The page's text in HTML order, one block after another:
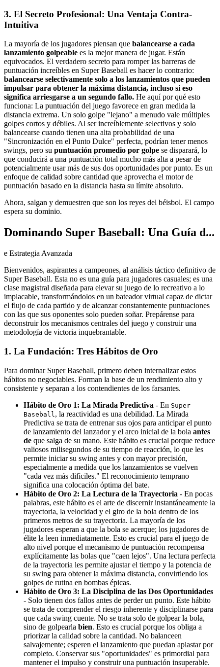
3. El Secreto Profesional: Una Ventaja Contra-
Intuitiva
La mayoría de los jugadores piensan que balancearse a cada
lanzamiento golpeable es la mejor manera de jugar. Están
equivocados. El verdadero secreto para romper las barreras de
puntuación increíbles en Super Baseball es hacer lo contrario:
balancearse selectivamente solo a los lanzamientos que pueden
impulsar para obtener la máxima distancia, incluso si eso
significa arriesgarse a un segundo fallo. He aquí por qué esto
funciona: La puntuación del juego favorece en gran medida la
distancia extrema. Un solo golpe "lejano" a menudo vale múltiples
golpes cortos y débiles. Al ser increíblemente selectivos y solo
balancearse cuando tienen una alta probabilidad de una
"Sincronización en el Punto Dulce" perfecta, podrían tener menos
swings, pero su puntuación promedio por golpe se disparará, lo
que conducirá a una puntuación total mucho más alta a pesar de
potencialmente usar más de sus dos oportunidades por punto. Es un
enfoque de calidad sobre cantidad que aprovecha el motor de
puntuación basado en la distancia hasta su límite absoluto.
Ahora, salgan y demuestren que son los reyes del béisbol. El campo
espera su dominio.
Dominando Super Baseball: Una Guía d...
e Estrategia Avanzada
Bienvenidos, aspirantes a campeones, al análisis táctico definitivo de
Super Baseball. Esta no es una guía para jugadores casuales; es una
clase magistral diseñada para elevar su juego de lo recreativo a lo
implacable, transformándolos en un bateador virtual capaz de dictar
el flujo de cada partido y de alcanzar constantemente puntuaciones
con las que sus oponentes solo pueden soñar. Prepárense para
deconstruir los mecanismos centrales del juego y construir una
metodología de victoria inquebrantable.
1. La Fundación: Tres Hábitos de Oro
Para dominar Super Baseball, primero deben internalizar estos
hábitos no negociables. Forman la base de un rendimiento alto y
consistente y separan a los contendientes de los farsantes.
Hábito de Oro 1: La Mirada Predictiva - En Super
Baseball , la reactividad es una debilidad. La Mirada
Predictiva se trata de entrenar sus ojos para anticipar el punto
de lanzamiento del lanzador y el arco inicial de la bola antes
de que salga de su mano. Este hábito es crucial porque reduce
valiosos milisegundos de su tiempo de reacción, lo que les
permite iniciar su swing antes y con mayor precisión,
especialmente a medida que los lanzamientos se vuelven
"cada vez más difíciles." El reconocimiento temprano
significa una colocación óptima del bate.
Hábito de Oro 2: La Lectura de la Trayectoria - En pocas
palabras, este hábito es el arte de discernir instantáneamente la
trayectoria, la velocidad y el giro de la bola dentro de los
primeros metros de su trayectoria. La mayoría de los
jugadores esperan a que la bola se acerque; los jugadores de
élite la leen inmediatamente. Esto es crucial para el juego de
alto nivel porque el mecanismo de puntuación recompensa
explícitamente las bolas que "caen lejos". Una lectura perfecta
de la trayectoria les permite ajustar el tiempo y la potencia de
su swing para obtener la máxima distancia, convirtiendo los
golpes de rutina en bombas épicas.
Hábito de Oro 3: La Disciplina de las Dos Oportunidades
- Solo tienen dos fallos antes de perder un punto. Este hábito
se trata de comprender el riesgo inherente y disciplinarse para
que cada swing cuente. No se trata solo de golpear la bola,
sino de golpearla bien. Esto es crucial porque los obliga a
priorizar la calidad sobre la cantidad. No balanceen
salvajemente; esperen el lanzamiento que puedan aplastar por
completo. Conservar sus "oportunidades" es primordial para
mantener el impulso y construir una puntuación insuperable.